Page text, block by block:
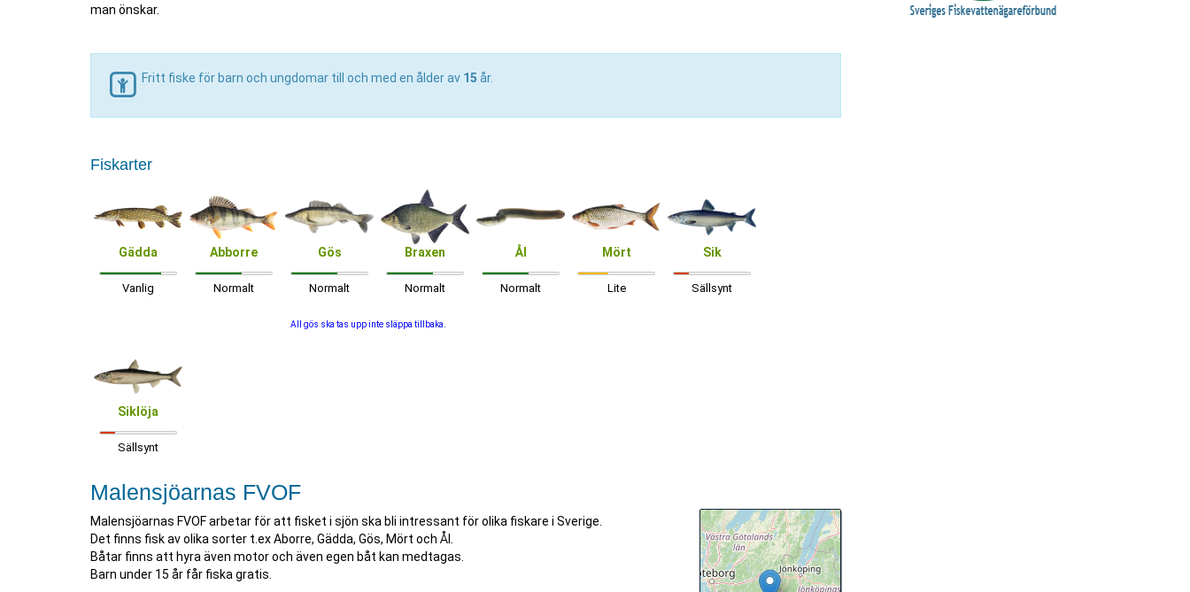
man önskar.
Fritt fiske för barn och ungdomar till och med en ålder av 15 år.
Fiskarter
Gädda
Vanlig
Abborre
Normalt
Gös
Normalt
All gös ska tas upp inte släppa tillbaka.
Braxen
Normalt
Ål
Normalt
Mört
Lite
Sik
Sällsynt
Siklöja
Sällsynt
Malensjöarnas FVOF
Malensjöarnas FVOF arbetar för att fisket i sjön ska bli intressant för olika fiskare i Sverige.
Det finns fisk av olika sorter t.ex Aborre, Gädda, Gös, Mört och Ål.
Båtar finns att hyra även motor och även egen båt kan medtagas.
Barn under 15 år får fiska gratis.